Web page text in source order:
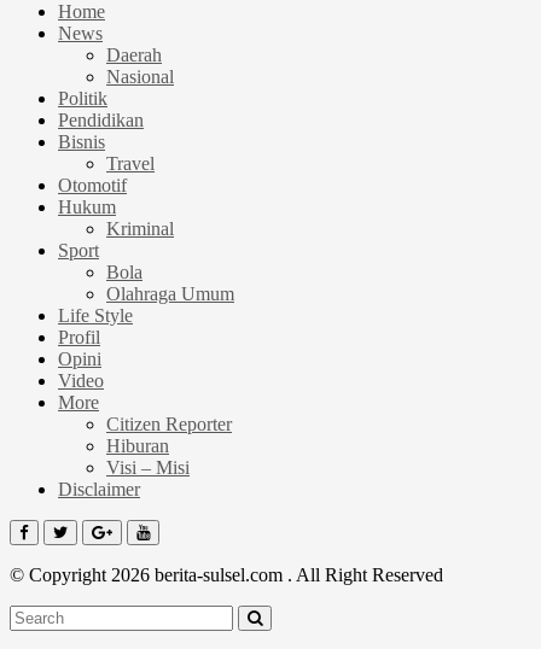
Home
News
Daerah
Nasional
Politik
Pendidikan
Bisnis
Travel
Otomotif
Hukum
Kriminal
Sport
Bola
Olahraga Umum
Life Style
Profil
Opini
Video
More
Citizen Reporter
Hiburan
Visi – Misi
Disclaimer
© Copyright 2026 berita-sulsel.com . All Right Reserved